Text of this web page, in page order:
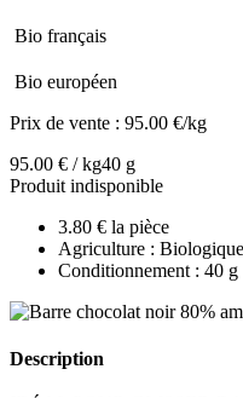
Bio français
Bio européen
Prix de vente : 95.00 €/kg
95.00 € / kg40 g
Produit indisponible
3.80 € la pièce
Agriculture : Biologique
Conditionnement : 40 g
Description